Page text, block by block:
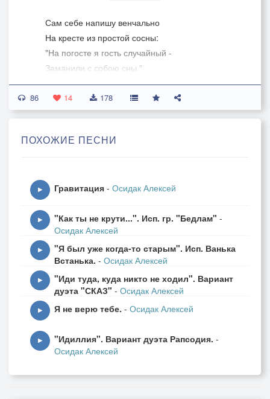
Сам себе напишу венчально
На кресте из простой сосны:
"На погосте я гость случайный -
Заманили с собою сны."
Не меняйте сосну на мрамор.
Слишком рано - ведь я вернусь.
Как колибри? И я взметнусь
А оттуда опять в утробу
Я прошу, от меня, родная,
Дай пожить не в последний раз!
Пусть не всем повезёт, я знаю,
Но удачлив ли я сейчас?
Ошибаетесь, так не лучше:
Не обтёсывайте гранит.
Из суглинка уже сквозит!
86 14 178
ПОХОЖИЕ ПЕСНИ
▶ Гравитация - Осидак Алексей
▶ "Как ты не крути...". Исп. гр. "Бедлам" -
Осидак Алексей
▶
"Я был уже когда-то старым". Исп. Ванька
Встанька. - Осидак Алексей
▶
"Иди туда, куда никто не ходил". Вариант
дуэта "СКАЗ" - Осидак Алексей
▶ Я не верю тебе. - Осидак Алексей
▶ "Идиллия". Вариант дуэта Рапсодия. -
Осидак Алексей